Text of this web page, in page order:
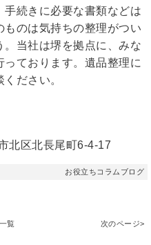
続きに必要な書類などは
のは気持ちの整理がつい
当社は堺を拠点に、みな
ております。遺品整理に
ださい。
区北長尾町6-4-17
お役立ちコラムブログ
覧 次のページ>